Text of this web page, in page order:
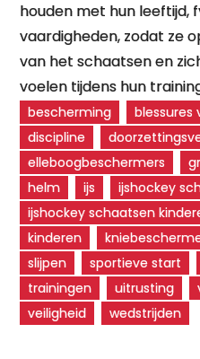
houden met hun leeftijd,
vaardigheden, zodat ze
van het schaatsen en
voelen tijdens hun
bescherming blessures
discipline
elleboogbeschermers
helm
ijs
ijshockey
ijshockey schaatsen
kinderen
slijpen
sportieve start
trainingen
uitrusting
veiligheid
wedstrijden